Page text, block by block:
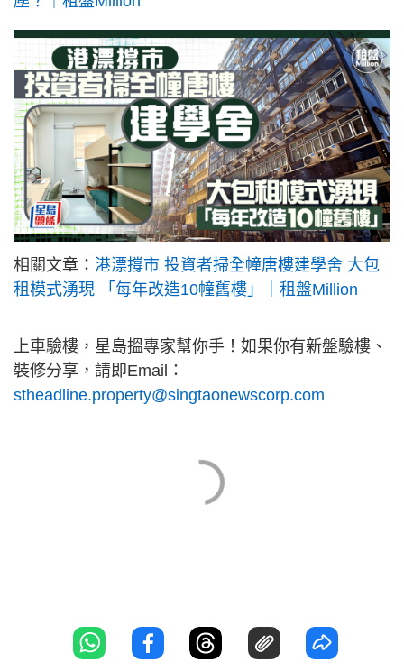
相關文章： 港漂撐市 投資者掃全幢唐樓建學舍 大包
租模式湧現 「每年改造10幢舊樓」｜租盤Million
上車驗樓，星島搵專家幫你手！如果你有新盤驗樓、
裝修分享，請即Email：
stheadline.property@singtaonewscorp.com